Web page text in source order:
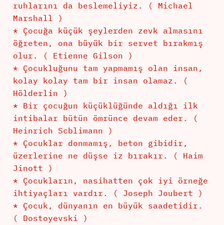
ruhlarını da beslemeliyiz. ( Michael
Marshall )
* Çocuğa küçük şeylerden zevk almasını
öğreten, ona büyük bir servet bırakmış
olur. ( Etienne Gilson )
* Çocukluğunu tam yapmamış olan insan,
kolay kolay tam bir insan olamaz. (
Hölderlin )
* Bir çocuğun küçüklüğünde aldığı ilk
intibalar bütün ömrünce devam eder. (
Heinrich Scblimann )
* Çocuklar donmamış, beton gibidir,
üzerlerine ne düşse iz bırakır. ( Haim
Jinott )
* Çocukların, nasihatten çok iyi örneğe
ihtiyaçları vardır. ( Joseph Joubert )
* Çocuk, dünyanın en büyük saadetidir.
( Dostoyevski )